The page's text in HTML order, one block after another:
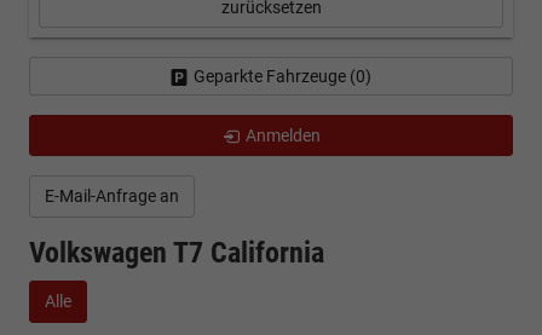
E-Mail-Anfrage an
Volkswagen T7 California
Alle
zurücksetzen
Geparkte Fahrzeuge (0)
Anmelden